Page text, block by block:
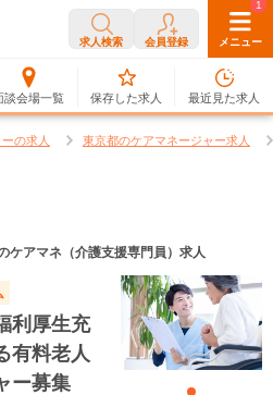
求人検索 会員登録 メニュー
談会場一覧
0
保存した求人
1
最近見た求人
の求人 東京都のケアマネージャー求人
ケアマネ（介護支援専門員）求人
利厚生充
有料老人
ー募集